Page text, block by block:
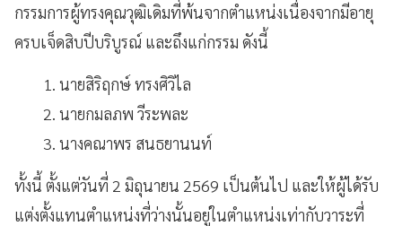
กรรมการผู้ทรงคุณวุฒิเดิมที่พ้นจากตำแหน่งเนื่องจากมีอายุ
ครบเจ็ดสิบปีบริบูรณ์ และถึงแก่กรรม ดังนี้
1. นายสิริฤกษ์ ทรงศิวิไล
2. นายกมลภพ วีระพละ
3. นางคณาพร สนธยานนท์
ทั้งนี้ ตั้งแต่วันที่ 2 มิถุนายน 2569 เป็นต้นไป และให้ผู้ได้รับ
แต่งตั้งแทนตำแหน่งที่ว่างนั้นอยู่ในตำแหน่งเท่ากับวาระที่